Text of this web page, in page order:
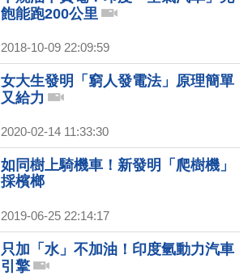
飽能跑200公里
2018-10-09 22:09:59
女大生發明「窮人發電法」原理簡單
又給力
2020-02-14 11:33:30
如同樹上騎機車！新發明「爬樹機」
採檳榔
2019-06-25 22:14:17
只加「水」不加油！印度氫動力汽車
引擎